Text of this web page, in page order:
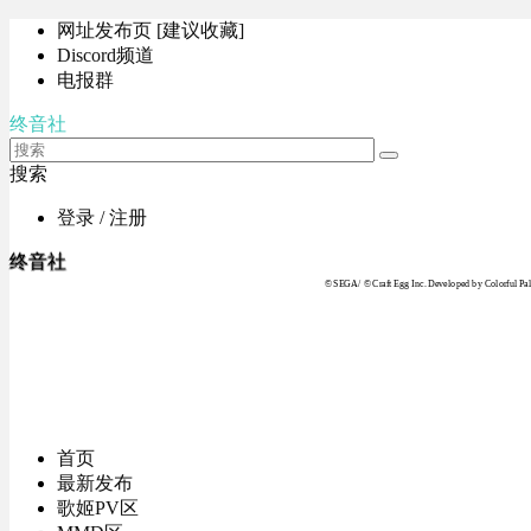
网址发布页 [建议收藏]
Discord频道
电报群
终音社
搜索
登录 / 注册
终音社
© SEGA / © Craft Egg Inc. Developed by Colorful
首页
最新发布
歌姬PV区